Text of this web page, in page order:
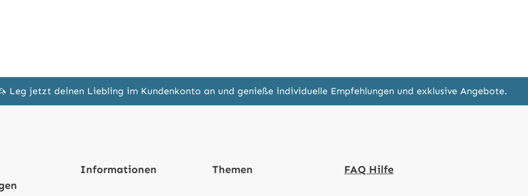
Leg jetzt deinen Liebling im Kundenkonto an und genieße individuelle Empfehlungen und exklusive Angebote.
Informationen Themen FAQ Hilfe